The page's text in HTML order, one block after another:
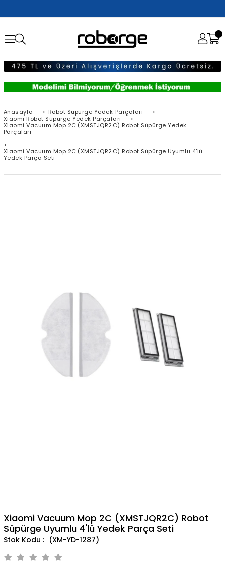
Anasayfa > Robot Süpürge Yedek Parçaları
>
Xiaomi Robot Süpürge Yedek Parçaları
>
Xiaomi Vacuum Mop 2C (XMSTJQR2C) Robot Süpürge Yedek
Parçaları
>
Xiaomi Vacuum Mop 2C (XMSTJQR2C) Robot Süpürge Uyumlu 4'lü
Yedek Parça Seti
Xiaomi Vacuum Mop 2C (XMSTJQR2C) Robot
Süpürge Uyumlu 4'lü Yedek Parça Seti
(XM-YD-1287)